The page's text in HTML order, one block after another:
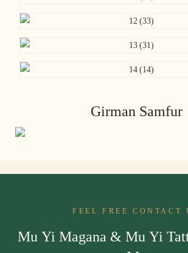
Girman Samfur
FEEL FREE CONTACT
Mu Yi Magana & Mu Yi